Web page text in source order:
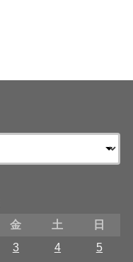
金 土
日
3 4 5